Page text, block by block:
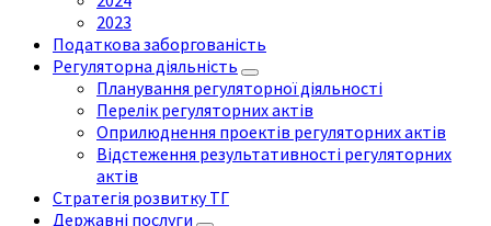
2023
Податкова заборгованість
Регуляторна діяльність
Планування регуляторної діяльності
Перелік регуляторних актів
Оприлюднення проектів регуляторних актів
Відстеження результативності регуляторних
актів
Стратегія розвитку ТГ
Державні послуги